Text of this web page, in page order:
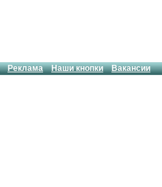
Реклама Наши кнопки Вакансии